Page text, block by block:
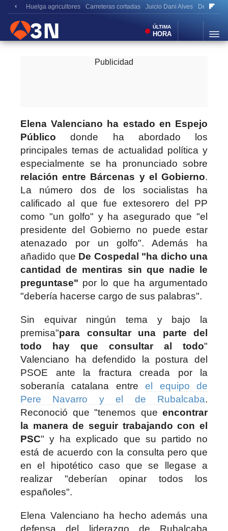
Huelga agricultores Carreteras cortadas Juicio Dani Alves
Antena
3
Noticias
ÚLTIMA
HORA
Elena Valenciano ha estado en Espejo
Público donde ha abordado los
principales temas de actualidad política y
especialmente se ha pronunciado sobre
relación entre Bárcenas y el Gobierno.
La número dos de los socialistas ha
calificado al que fue extesorero del PP
como "un golfo" y ha asegurado que "el
presidente del Gobierno no puede estar
atenazado por un golfo". Además ha
añadido que De Cospedal "ha dicho una
cantidad de mentiras sin que nadie le
preguntase" por lo que ha argumentado
"debería hacerse cargo de sus palabras".
Sin equivar ningún tema y bajo la
premisa"para consultar una parte del
todo hay que consultar al todo"
Valenciano ha defendido la postura del
PSOE ante la fractura creada por la
soberanía catalana entreel equipo de
Pere Navarro y el de Rubalcaba.
Reconoció que "tenemos que encontrar
la manera de seguir trabajando con el
PSC" y ha explicado que su partido no
está de acuerdo con la consulta pero que
en el hipotético caso que se llegase a
realizar "deberían opinar todos los
españoles".
Elena Valenciano ha hecho además una
defensa del liderazgo de Rubalcaba